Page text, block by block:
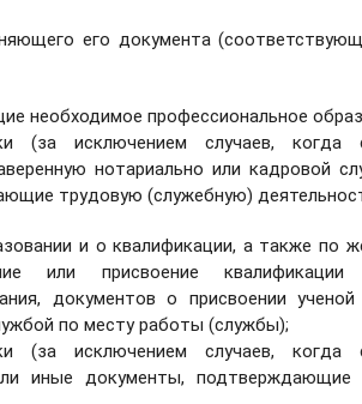
его документа
необходимое профессиональное
исключением случаев, когда
нотариально или кадровой
трудовую (служебную)
и о квалификации, а также по
или присвоение квалификации
документов о присвоении
по месту работы (службы);
исключением случаев, когда
иные документы, подтверждающие